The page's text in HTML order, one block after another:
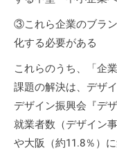
③これら企業のブラ
化する必要がある
これらのうち、「企
課題の解決は、デザ
デザイン振興会『デ
就業者数（デザイン
や大阪（約11.8％）